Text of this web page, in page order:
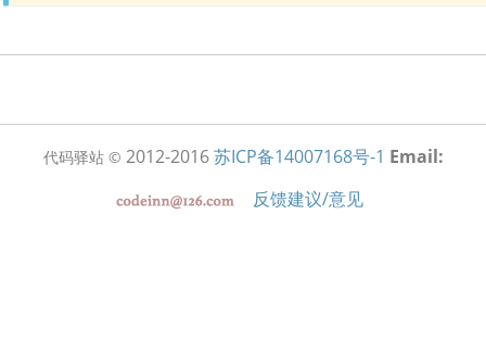
代码驿站 © 2012-2016 苏ICP备14007168号-1 Email:
反馈建议/意见